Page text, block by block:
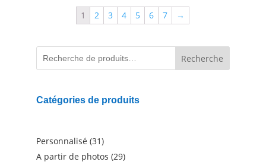
1 2 3 4 5 6 7 →
Recherche
Catégories de produits
Personnalisé 3131
produits
A partir de photos 2929